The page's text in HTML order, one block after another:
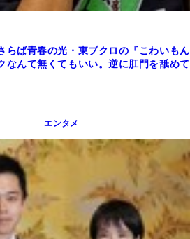
らば青春の光・東ブクロの『こわいもん
なんて無くてもいい。逆に肛門を舐めて
エンタメ